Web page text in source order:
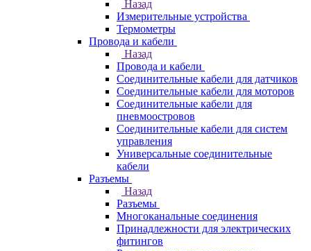
Назад
Измерительные устройства
Термометры
Провода и кабели
Назад
Провода и кабели
Соединительные кабели для датчиков
Соединительные кабели для моторов
Соединительные кабели для
пневмоостровов
Соединительные кабели для систем
управления
Универсальные соединительные
кабели
Разъемы
Назад
Разъемы
Многоканальные соединения
Принадлежности для электрических
фитингов